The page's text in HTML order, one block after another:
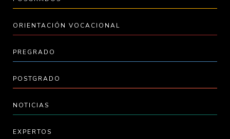
ORIENTACIÓN VOCACIONAL
PREGRADO
POSTGRADO
NOTICIAS
EXPERTOS